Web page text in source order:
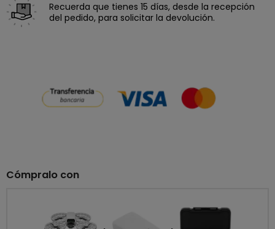
Recuerda que tienes 15 días, desde la recepción
del pedido, para solicitar la devolución.
Cómpralo con